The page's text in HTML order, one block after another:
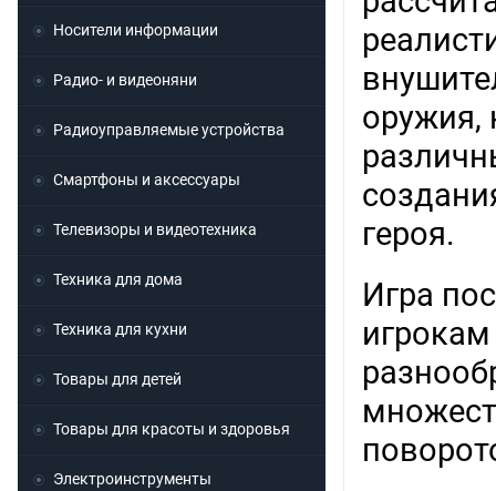
оружия,
героя.
Игра
Носители информации
Радио- и видеоняни
Радиоуправляемые устройства
Смартфоны и аксессуары
Телевизоры и видеотехника
Техника для дома
Техника для кухни
Товары для детей
Товары для красоты и здоровья
Электроинструменты